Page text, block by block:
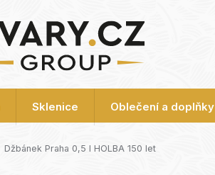
Sklenice Oblečení a doplňky
Džbánek Praha 0,5 l HOLBA 150 let